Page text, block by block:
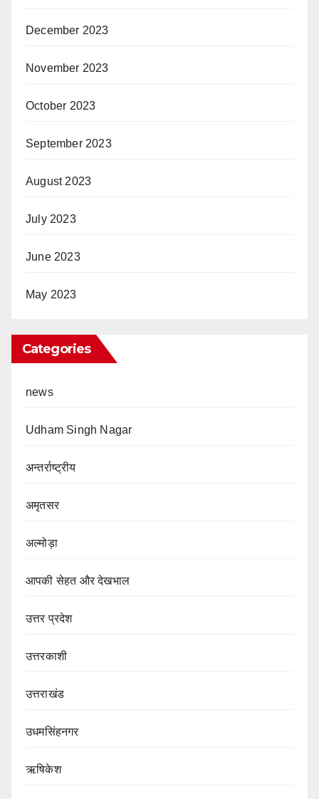
December 2023
November 2023
October 2023
September 2023
August 2023
July 2023
June 2023
May 2023
Categories
news
Udham Singh Nagar
अन्तर्राष्ट्रीय
अमृतसर
अल्मोड़ा
आपकी सेहत और देखभाल
उत्तर प्रदेश
उत्तरकाशी
उत्तराखंड
उधमसिंहनगर
ऋषिकेश